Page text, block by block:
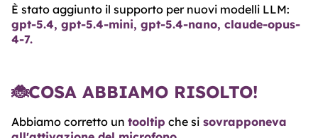
È stato aggiunto il supporto per nuovi modelli LLM:
gpt-5.4, gpt-5.4-mini, gpt-5.4-nano, claude-opus-
4-7.
🐞COSA ABBIAMO RISOLTO!
Abbiamo corretto un tooltip che si sovrapponeva